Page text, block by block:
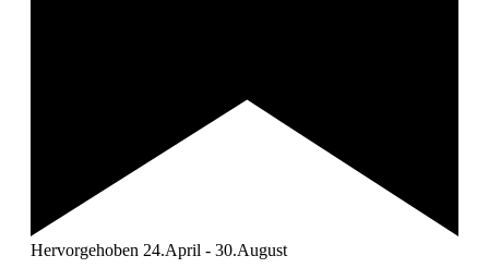
Hervorgehoben 24.April - 30.August